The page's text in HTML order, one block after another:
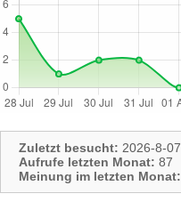
Zuletzt besucht: 2026-8-07
Aufrufe letzten Monat: 87
Meinung im letzten Monat: